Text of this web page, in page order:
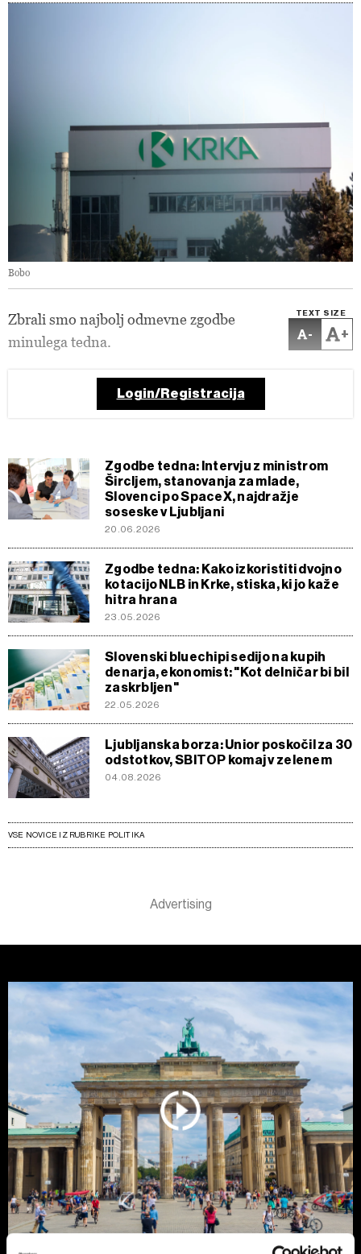
Bobo
TEXT SIZE
- +
Zbrali smo najbolj odmevne zgodbe
minulega tedna.
Login/Registracija
Zgodbe tedna: Intervju z ministrom
Šircljem, stanovanja za mlade,
Slovenci po SpaceX, najdražje
soseske v Ljubljani
20.06.2026
Zgodbe tedna: Kako izkoristiti dvojno
kotacijo NLB in Krke, stiska, ki jo kaže
hitra hrana
23.05.2026
Slovenski bluechipi sedijo na kupih
denarja, ekonomist: "Kot delničar bi bil
zaskrbljen"
22.05.2026
Ljubljanska borza: Unior poskočil za 30
odstotkov, SBITOP komaj v zelenem
04.08.2026
VSE NOVICE IZ RUBRIKE POLITIKA